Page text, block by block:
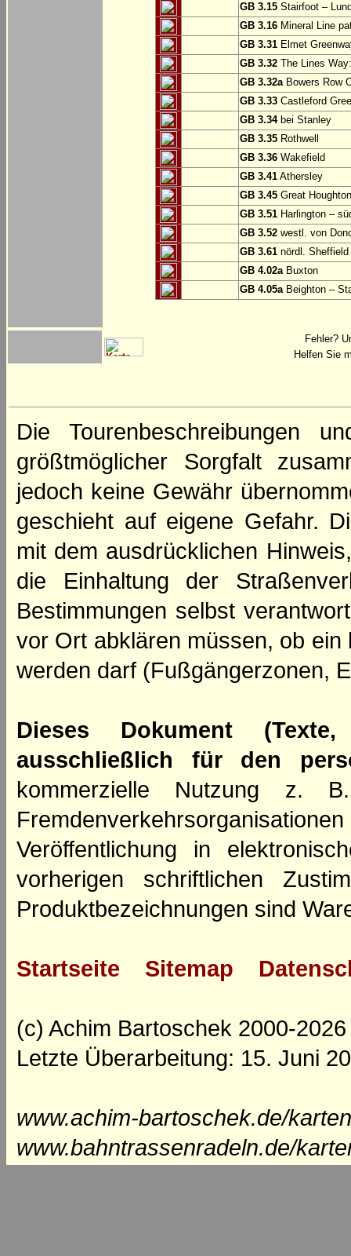
GB 3.15 Stairfoot –
GB 3.16 Mineral Line
GB 3.31 Elmet
GB 3.32 The Lines
GB 3.32aBowers Row
GB 3.33 Castleford
GB 3.34bei Stanley
GB 3.35 Rothwell
GB 3.36 Wakefield
GB 3.41 Athersley
GB 3.45 Great
GB 3.51 Harlington –
GB 3.52 westl. von
GB 3.61 nördl. Sheffield
GB 4.02aBuxton
GB 4.05aBeighton –
Fehler?
Helfen Sie
Die Tourenbeschreibungen
größtmöglicher Sorgfalt
jedoch keine Gewähr
geschieht auf eigene Gefahr.
mit dem ausdrücklichen
die Einhaltung der
Bestimmungen selbst
vor Ort abklären müssen, ob
werden darf (Fußgängerzonen,
Dieses Dokument
ausschließlich für den
kommerzielle Nutzung z.
Veröffentlichung in
vorherigen schriftlichen
Produktbezeichnungen sind
Startseite Sitemap
(c) Achim Bartoschek 2000-2026
Letzte Überarbeitung: 15. Juni
www.achim-bartoschek.de/
www.bahntrassenradeln.de/